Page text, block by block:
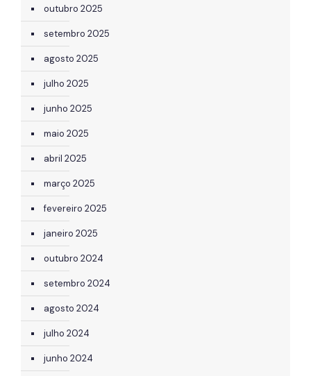
outubro 2025
setembro 2025
agosto 2025
julho 2025
junho 2025
maio 2025
abril 2025
março 2025
fevereiro 2025
janeiro 2025
outubro 2024
setembro 2024
agosto 2024
julho 2024
junho 2024